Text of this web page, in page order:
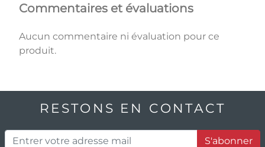
Commentaires et évaluations
Aucun commentaire ni évaluation pour ce
produit.
RESTONS EN CONTACT
S'abonner